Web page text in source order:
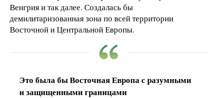
Венгрия и так далее. Создалась бы
демилитаризованная зона по всей территории
Восточной и Центральной Европы.
Это была бы Восточная Европа с разумными
и защищенными границами